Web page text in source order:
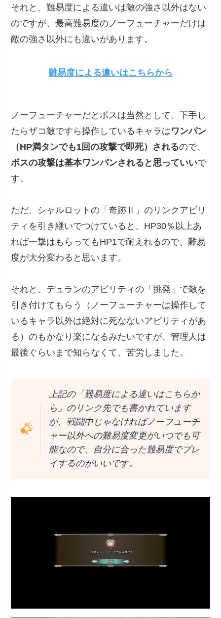
それと、難易度による違いは敵の強さ以外はない
のですが、最高難易度のノーフューチャーだけは
敵の強さ以外にも違いがあります。
難易度による違いはこちらから
ノーフューチャーだとボスは当然として、下手し
たらザコ敵ですら操作しているキャラはワンパン
（HP満タンでも1回の攻撃で即死）されるので、
ボスの攻撃は基本ワンパンされると思っていいで
す。
ただ、シャルロットの「奇跡Ⅱ」のリンクアビリ
ティを引き継いでつけていると、HP30％以上あ
れば一撃はもらってもHP1で耐えれるので、難易
度が大分変わると思います。
それと、デュランのアビリティの「挑発」で敵を
引き付けてもらう（ノーフューチャーは操作して
いるキャラ以外は絶対に死なないアビリティがあ
る）のもかなり楽になるみたいですが、管理人は
最後ぐらいまで知らなくて、苦労しました。
上記の「難易度による違いはこちらか
ら」のリンク先でも書かれています
が、 戦闘中じゃなければノーフューチ
ャー以外への難易度変更がいつでも可
能なので、自分に合った難易度でプレ
イするのがいいです。